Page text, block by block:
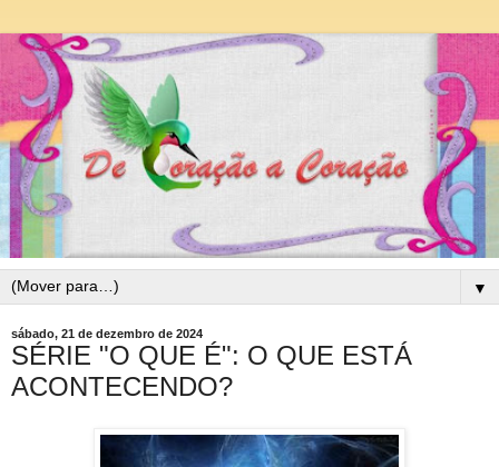
▼
sábado, 21 de dezembro de 2024
SÉRIE "O QUE É": O QUE ESTÁ
ACONTECENDO?